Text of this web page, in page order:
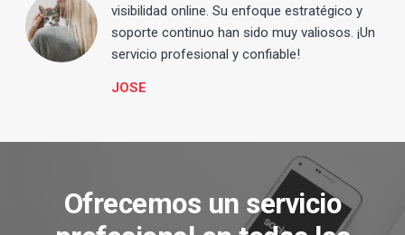
visibilidad online. Su enfoque estratégico y
soporte continuo han sido muy valiosos. ¡Un
servicio profesional y confiable!
JOSE
Ofrecemos un servicio